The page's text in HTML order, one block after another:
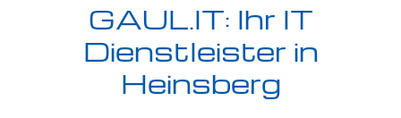
GAUL.IT: Ihr IT
Dienstleister in
Heinsberg